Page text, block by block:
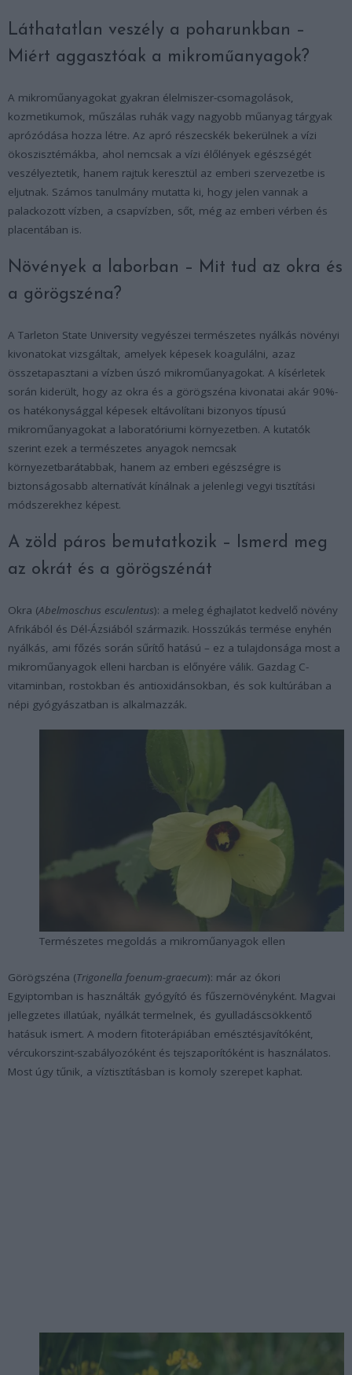
Láthatatlan veszély a poharunkban –
Miért aggasztóak a mikroműanyagok?
A mikroműanyagokat gyakran élelmiszer-csomagolások,
kozmetikumok, műszálas ruhák vagy nagyobb műanyag tárgyak
aprózódása hozza létre. Az apró részecskék bekerülnek a vízi
ökoszisztémákba, ahol nemcsak a vízi élőlények egészségét
veszélyeztetik, hanem rajtuk keresztül az emberi szervezetbe is
eljutnak. Számos tanulmány mutatta ki, hogy jelen vannak a
palackozott vízben, a csapvízben, sőt, még az emberi vérben és
placentában is.
Növények a laborban – Mit tud az okra és
a görögszéna?
A Tarleton State University vegyészei természetes nyálkás növényi
kivonatokat vizsgáltak, amelyek képesek koagulálni, azaz
összetapasztani a vízben úszó mikroműanyagokat. A kísérletek
során kiderült, hogy az okra és a görögszéna kivonatai akár 90%-
os hatékonysággal képesek eltávolítani bizonyos típusú
mikroműanyagokat a laboratóriumi környezetben. A kutatók
szerint ezek a természetes anyagok nemcsak
környezetbarátabbak, hanem az emberi egészségre is
biztonságosabb alternatívát kínálnak a jelenlegi vegyi tisztítási
módszerekhez képest.
A zöld páros bemutatkozik – Ismerd meg
az okrát és a görögszénát
Okra (Abelmoschus esculentus): a meleg éghajlatot kedvelő növény
Afrikából és Dél-Ázsiából származik. Hosszúkás termése enyhén
nyálkás, ami főzés során sűrítő hatású – ez a tulajdonsága most a
mikroműanyagok elleni harcban is előnyére válik. Gazdag C-
vitaminban, rostokban és antioxidánsokban, és sok kultúrában a
népi gyógyászatban is alkalmazzák.
Természetes megoldás a mikroműanyagok ellen
Görögszéna (Trigonella foenum-graecum): már az ókori
Egyiptomban is használták gyógyító és fűszernövényként. Magvai
jellegzetes illatúak, nyálkát termelnek, és gyulladáscsökkentő
hatásuk ismert. A modern fitoterápiában emésztésjavítóként,
vércukorszint-szabályozóként és tejszaporítóként is használatos.
Most úgy tűnik, a víztisztításban is komoly szerepet kaphat.